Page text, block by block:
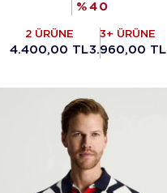
% 40
2 ÜRÜNE
4.400,00 TL
3+ ÜRÜNE
3.960,00 TL